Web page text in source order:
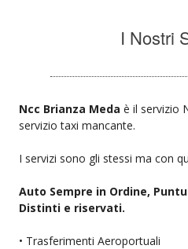
I Nostri
Ncc Brianza Meda è il servizio
servizio taxi mancante.
I servizi sono gli stessi ma con
Auto Sempre in Ordine,
Distinti e riservati.
• Trasferimenti Aeroportuali